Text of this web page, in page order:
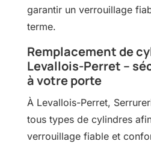
garantir un verrouillage
terme.
Remplacement de
Levallois-Perret –
à votre porte
À Levallois-Perret,
tous types de cylindres
verrouillage fiable et